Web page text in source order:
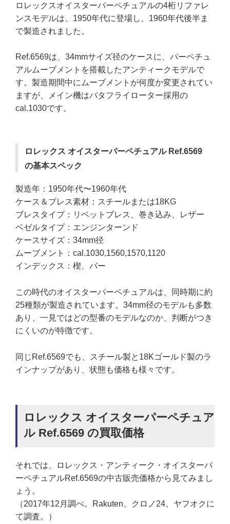
ロレックスオイスターパーペチュアルの4桁リファレ
ンスモデルは、1950年代に登場し、1960年代後半ま
で製造されました。
Ref.6569は、34mmサイズ径のケースに、パーペチュ
アルムーブメントを搭載したアンティークモデルで
す。製造期間中にムーブメントが何度か変更されてい
ますが、メイン機はバタフライローター採用の
cal.1030です。
ロレックス オイスターパーペチュアル Ref.6569
の基本スペック
製造年：1950年代〜1960年代
ケース＆ブレス素材：スチールまたは18KG
ブレスタイプ：リベットブレス、巻き込み、レザー
ベゼルタイプ：エンジンターンド
ケースサイズ：34mm径
ムーブメント：cal.1030,1560,1570,1120
インデックス：楔、バー
この時代のオイスターパーペチュアルは、同時期に約
25種類が製造されています。34mm径のモデルも多数
あり、一見ではどの型番のモデルなのか、判断がつき
にくいのが特徴です。
同じRef.6569でも、スチール製と18Kゴールド製のラ
インナップがあり、状態も価格も様々です。
ロレックス オイスターパーペチュア
ル Ref.6569 の買取価格
それでは、ロレックス・アンティーク・オイスターパ
ーペチュアルRef.6569の中古販売価格から見てみまし
ょう。
（2017年12月調べ。Rakuten、クロノ24、ヤフオクに
て調査。）